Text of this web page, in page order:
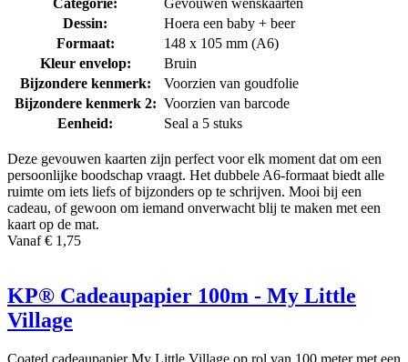
Dessin:
Hoera een baby + beer
Formaat:
148 x 105 mm (A6)
Kleur envelop:
Bruin
Bijzondere kenmerk:
Voorzien van goudfolie
Bijzondere kenmerk 2: Voorzien van barcode
Eenheid:
Seal a 5 stuks
Deze gevouwen kaarten zijn perfect voor elk moment dat om een
persoonlijke boodschap vraagt. Het dubbele A6-formaat biedt alle
ruimte om iets liefs of bijzonders op te schrijven. Mooi bij een
cadeau, of gewoon om iemand onverwacht blij te maken met een
kaart op de mat.
Vanaf € 1,75
KP® Cadeaupapier 100m - My Little
Village
Coated cadeaupapier My Little Village op rol van 100 meter met een